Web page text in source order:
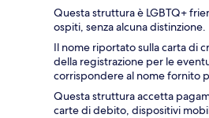
Questa struttura è LGBTQ+
ospiti, senza alcuna distinzione.
Il nome riportato sulla carta di
della registrazione per le
corrispondere al nome fornito
Questa struttura accetta
carte di debito, dispositivi